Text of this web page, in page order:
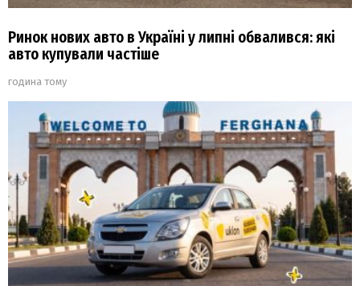
Ринок нових авто в Україні у липні обвалився: які
авто купували частіше
година тому